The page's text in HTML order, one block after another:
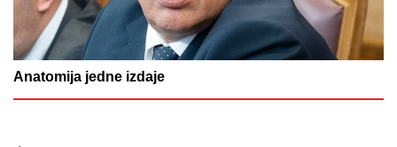
Anatomija jedne izdaje